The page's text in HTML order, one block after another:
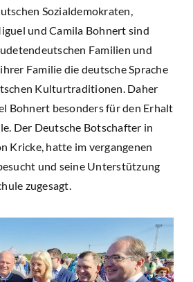
Sozialdemokraten,
und Camila Bohnert sind
Familien und
Familie die deutsche Sprache
Kulturtraditionen. Daher
Bohnert besonders für den Erhalt
Der Deutsche Botschafter in
Kricke, hatte im vergangenen
und seine Unterstützung
zugesagt.